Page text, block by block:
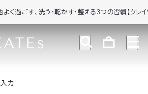
過ごす、洗う・乾かす・整える3つの習慣【クレイツ
力